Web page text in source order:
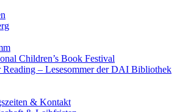
Children’s Book Festival
Reading – Lesesommer der DAI Bibliothek
& Kontakt